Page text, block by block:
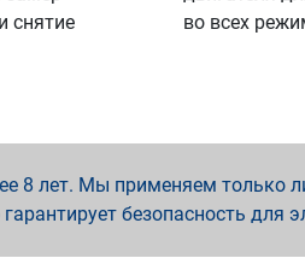
снятие
во всех
лет. Мы применяем только
безопасность для